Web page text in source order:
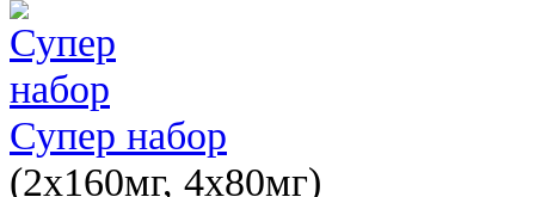
Супер набор
(2х160мг, 4х80мг)